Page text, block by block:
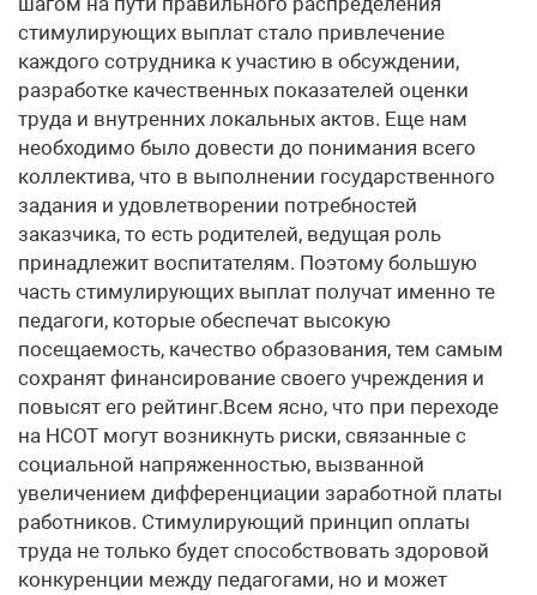
стимулирующих выплат стало привлечение
каждого сотрудника к участию в обсуждении,
разработке качественных показателей оценки
труда и внутренних локальных актов. Еще нам
необходимо было довести до понимания всего
коллектива, что в выполнении государственного
задания и удовлетворении потребностей
заказчика, то есть родителей, ведущая роль
принадлежит воспитателям. Поэтому большую
часть стимулирующих выплат получат именно те
педагоги, которые обеспечат высокую
посещаемость, качество образования, тем самым
сохранят финансирование своего учреждения и
повысят его рейтинг.Всем ясно, что при переходе
на НСОТ могут возникнуть риски, связанные с
социальной напряженностью, вызванной
увеличением дифференциации заработной платы
работников. Стимулирующий принцип оплаты
труда не только будет способствовать здоровой
конкуренции между педагогами, но и может